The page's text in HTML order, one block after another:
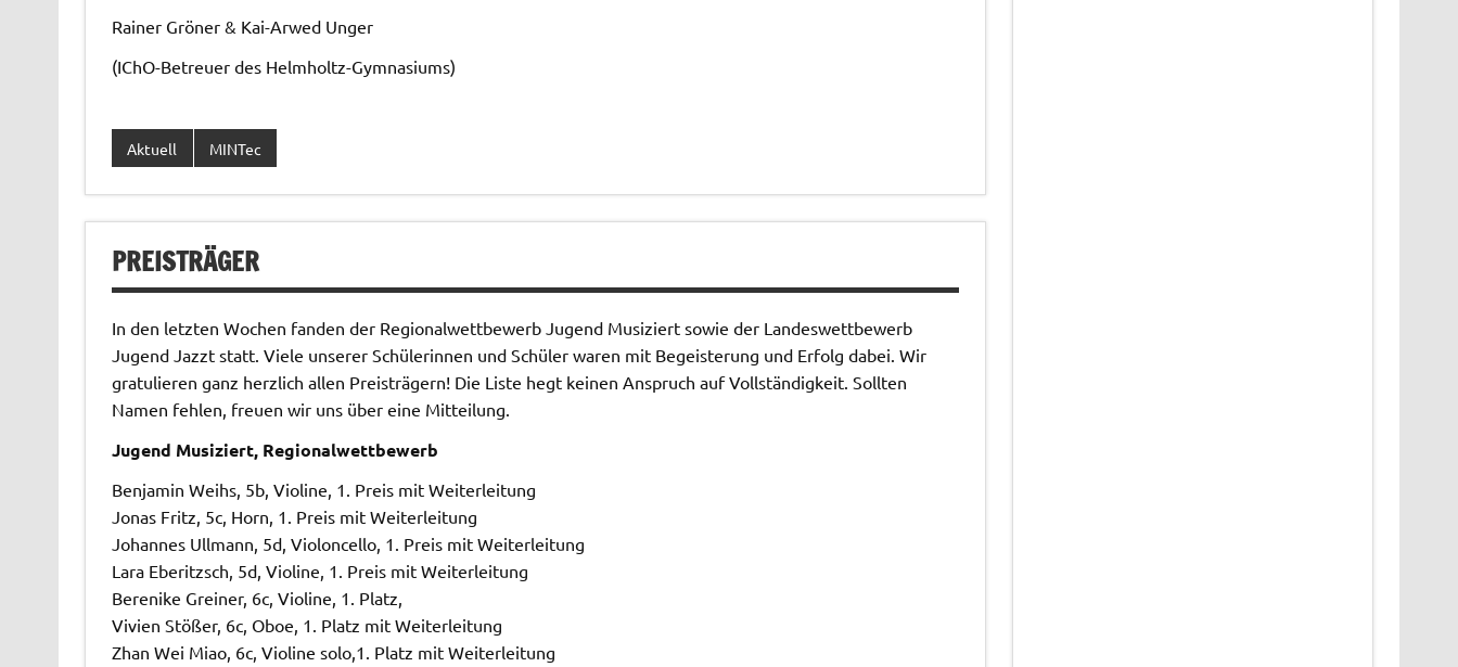
Rainer Gröner & Kai-Arwed Unger
(IChO-Betreuer des Helmholtz-Gymnasiums)
Aktuell MINTec
PREISTRÄGER
In den letzten Wochen fanden der Regionalwettbewerb Jugend Musiziert sowie der Landeswettbewerb
Jugend Jazzt statt. Viele unserer Schülerinnen und Schüler waren mit Begeisterung und Erfolg dabei. Wir
gratulieren ganz herzlich allen Preisträgern! Die Liste hegt keinen Anspruch auf Vollständigkeit. Sollten
Namen fehlen, freuen wir uns über eine Mitteilung.
Jugend Musiziert, Regionalwettbewerb
Benjamin Weihs, 5b, Violine, 1. Preis mit Weiterleitung
Jonas Fritz, 5c, Horn, 1. Preis mit Weiterleitung
Johannes Ullmann, 5d, Violoncello, 1. Preis mit Weiterleitung
Lara Eberitzsch, 5d, Violine, 1. Preis mit Weiterleitung
Berenike Greiner, 6c, Violine, 1. Platz,
Vivien Stößer, 6c, Oboe, 1. Platz mit Weiterleitung
Zhan Wei Miao, 6c, Violine solo,1. Platz mit Weiterleitung